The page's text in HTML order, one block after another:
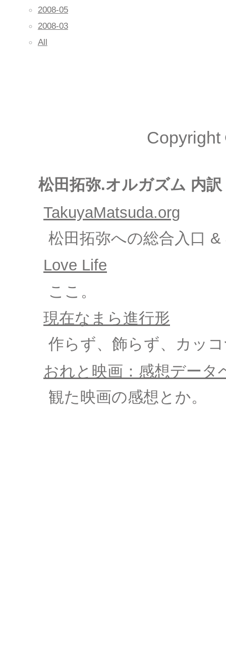
2008-05
2008-03
All
松田拓弥.オルガズム 内訳
TakuyaMatsuda.org
松田拓弥への総合入口
Love Life
ここ。
現在なまら進行形
作らず、飾らず、カッ
おれと映画：感想データ
観た映画の感想とか。